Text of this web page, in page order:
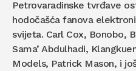
Petrovaradinske tvrđave
hodočašća fanova
svijeta. Carl Cox, Bonobo,
Sama’ Abdulhadi,
Models, Patrick Mason, i